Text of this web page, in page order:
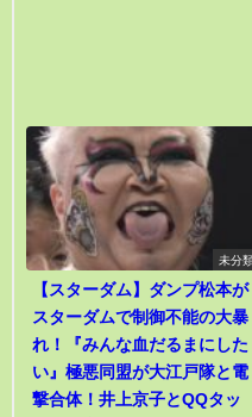
未分
【スターダム】ダンプ松本が
スターダムで制御不能の大暴
れ！『みんな血だるまにした
い』極悪同盟が大江戸隊と電
撃合体！井上京子とQQタッ